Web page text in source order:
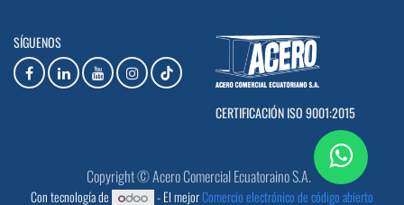
SÍGUENOS
CERTIFICACIÓN ISO 9001:2015
Copyright © Acero Comercial Ecuatoraino S.A.
Con tecnología de - El mejorComercio electrónico de código abierto